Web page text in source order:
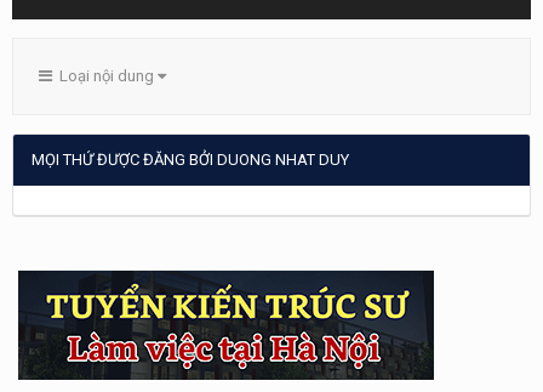
Loại nội dung
MỌI THỨ ĐƯỢC ĐĂNG BỞI DUONG NHAT DUY